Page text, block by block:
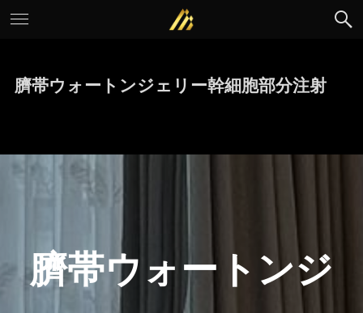
臍帯ウォートンジェリー幹細胞部分注射
臍帯ウォートンジ